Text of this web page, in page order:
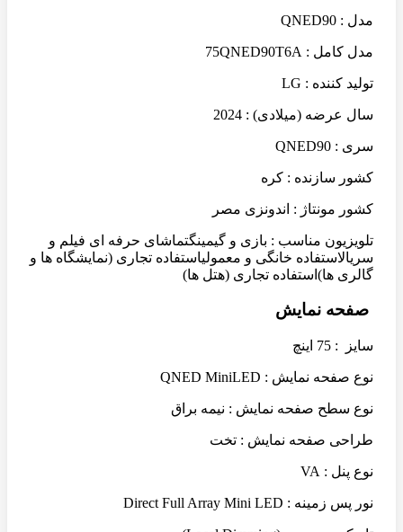
مدل : QNED90
مدل کامل : 75QNED90T6A
تولید کننده : LG
سال عرضه (میلادی) : 2024
سری : QNED90
کشور سازنده : کره
کشور مونتاژ : اندونزی مصر
تلویزیون مناسب : بازی و گیمینگتماشای حرفه ای فیلم و
سریالاستفاده خانگی و معمولیاستفاده تجاری (نمایشگاه ها و
گالری ها)استفاده تجاری (هتل ها)
صفحه نمایش
سایز : 75 اینچ
نوع صفحه نمایش : QNED MiniLED
نوع سطح صفحه نمایش : نیمه براق
طراحی صفحه نمایش : تخت
نوع پنل : VA
نور پس زمینه : Direct Full Array Mini LED